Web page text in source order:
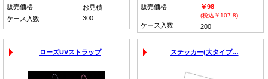
販売価格
お見積
ケース入数
300
販売価格
￥98
(税込￥107.8)
ケース入数 200
ローズUVストラップ ステッカー(大タイプ…